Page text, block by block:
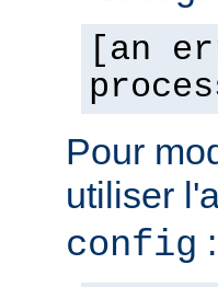
[an
Pour
utiliser
config :